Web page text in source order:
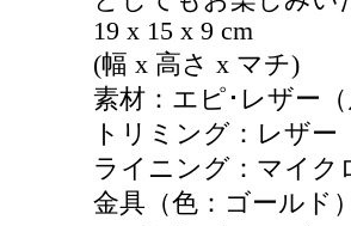
19 x 15 x 9 cm
(幅 x 高さ x マチ)
素材：エピ･レザー
トリミング：レザー
ライニング：マイク
金具（色：ゴールド